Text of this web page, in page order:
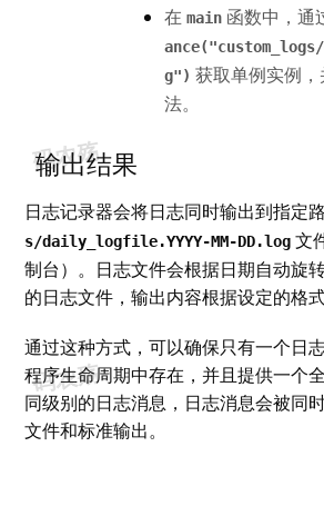
在 main 函数中，通
g") 获取单例实例
法。
输出结果
日志记录器会将日志同时输出到指定
s/daily_logfile.YYYY-MM-DD.log 文
制台）。日志文件会根据日期自动旋
的日志文件，输出内容根据设定的格式
通过这种方式，可以确保只有一个日
程序生命周期中存在，并且提供一个
同级别的日志消息，日志消息会被同
文件和标准输出。